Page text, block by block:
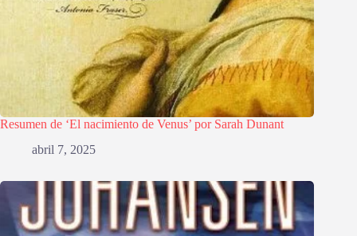
Resumen de ‘El nacimiento de Venus’ por Sarah Dunant
abril 7, 2025